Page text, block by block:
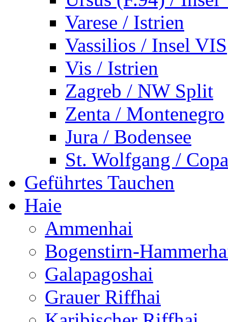
Varese / Istrien
Vassilios / Insel VIS
Vis / Istrien
Zagreb / NW Split
Zenta / Montenegro
Jura / Bodensee
St. Wolfgang /
Geführtes Tauchen
Haie
Ammenhai
Bogenstirn-
Galapagoshai
Grauer Riffhai